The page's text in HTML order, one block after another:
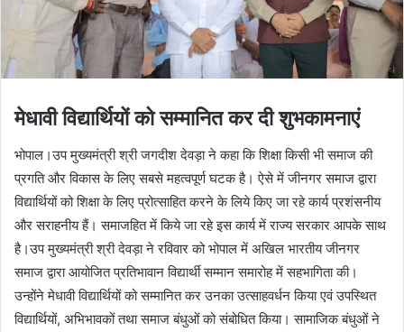
मेधावी विद्यार्थियों को सम्मानित कर दी शुभकामनाएं
भोपाल।उप मुख्यमंत्री श्री जगदीश देवड़ा ने कहा कि शिक्षा किसी भी समाज की
प्रगति और विकास के लिए सबसे महत्वपूर्ण घटक है। ऐसे में जीनगर समाज द्वारा
विद्यार्थियों को शिक्षा के लिए प्रोत्साहित करने के लिये किए जा रहे कार्य प्रशंसनीय
और सराहनीय हैं। समाजहित में किये जा रहे इस कार्य में राज्य सरकार आपके साथ
है।उप मुख्यमंत्री श्री देवड़ा ने रविवार को भोपाल में अखिल भारतीय जीनगर
समाज द्वारा आयोजित प्रतिभावान विद्यार्थी सम्मान समारोह में सहभागिता की।
उन्होंने मेधावी विद्यार्थियों को सम्मानित कर उनका उत्साहवर्धन किया एवं उपस्थित
विद्यार्थियों, अभिभावकों तथा समाज बंधुओं को संबोधित किया। सामाजिक बंधुओं ने